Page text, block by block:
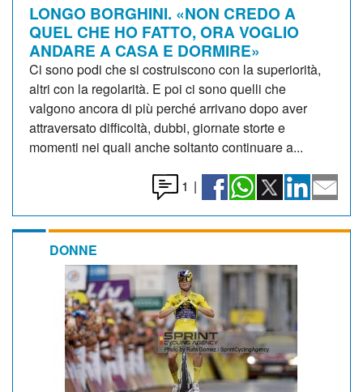
LONGO BORGHINI. «NON CREDO A
QUEL CHE HO FATTO, ORA VOGLIO
ANDARE A CASA E DORMIRE»
Ci sono podi che si costruiscono con la superiorità,
altri con la regolarità. E poi ci sono quelli che
valgono ancora di più perché arrivano dopo aver
attraversato difficoltà, dubbi, giornate storte e
momenti nei quali anche soltanto continuare a...
1 |
DONNE